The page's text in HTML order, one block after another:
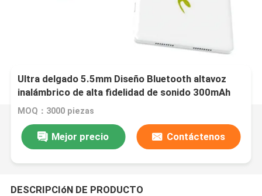
Ultra delgado 5.5mm Diseño Bluetooth altavoz
inalámbrico de alta fidelidad de sonido 300mAh
batería tipo-C para personas de negocios
MOQ：3000 piezas
Mejor precio Contáctenos
DESCRIPCIóN DE PRODUCTO